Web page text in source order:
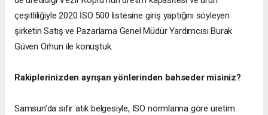
çeşitliliğiyle 2020 İSO 500 listesine giriş yaptığını söyleyen
şirketin Satış ve Pazarlama Genel Müdür Yardımcısı Burak
Güven Orhun ile konuştuk.
Rakiplerinizden ayrışan yönlerinden bahseder misiniz?
Samsun’da sıfır atık belgesiyle, ISO normlarına göre üretim